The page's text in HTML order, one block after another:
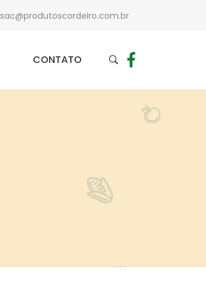
sac@produtoscordeiro.com.br
CONTATO